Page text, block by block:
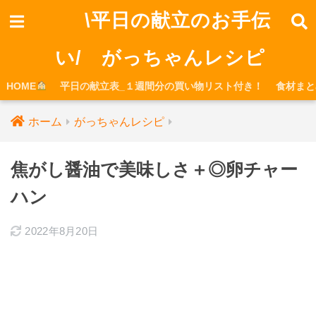
\平日の献立のお手伝
い/ がっちゃんレシピ
HOME 平日の献立表_１週間分の買い物リスト付き！ 食材ま
ホーム がっちゃんレシピ
焦がし醤油で美味しさ＋◎卵チャー
ハン
2022年8月20日